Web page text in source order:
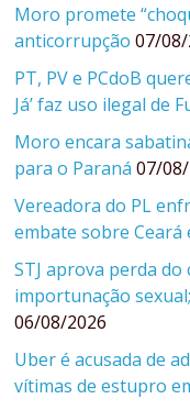
Moro promete
anticorrupção 07/
PT, PV e PCdoB
Já’ faz uso ilegal de
Moro encara
para o Paraná 07/
Vereadora do PL
embate sobre Ceará
STJ aprova perda
importunação
06/08/2026
Uber é acusada de
vítimas de estupro